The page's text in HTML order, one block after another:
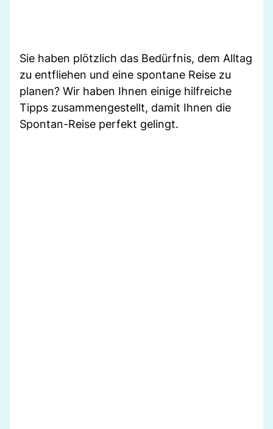
Sie haben plötzlich das Bedürfnis, dem Alltag
zu entfliehen und eine spontane Reise zu
planen? Wir haben Ihnen einige hilfreiche
Tipps zusammengestellt, damit Ihnen die
Spontan-Reise perfekt gelingt.